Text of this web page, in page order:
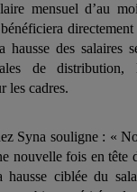
mensuel d’au
directement
des salaires
de distribution,
les cadres.
Syna souligne : «
nouvelle fois en tête
hausse ciblée du